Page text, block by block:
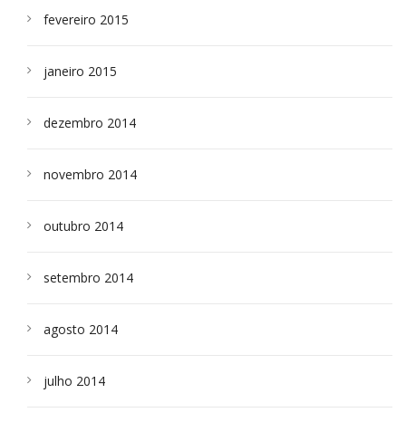
fevereiro 2015
janeiro 2015
dezembro 2014
novembro 2014
outubro 2014
setembro 2014
agosto 2014
julho 2014